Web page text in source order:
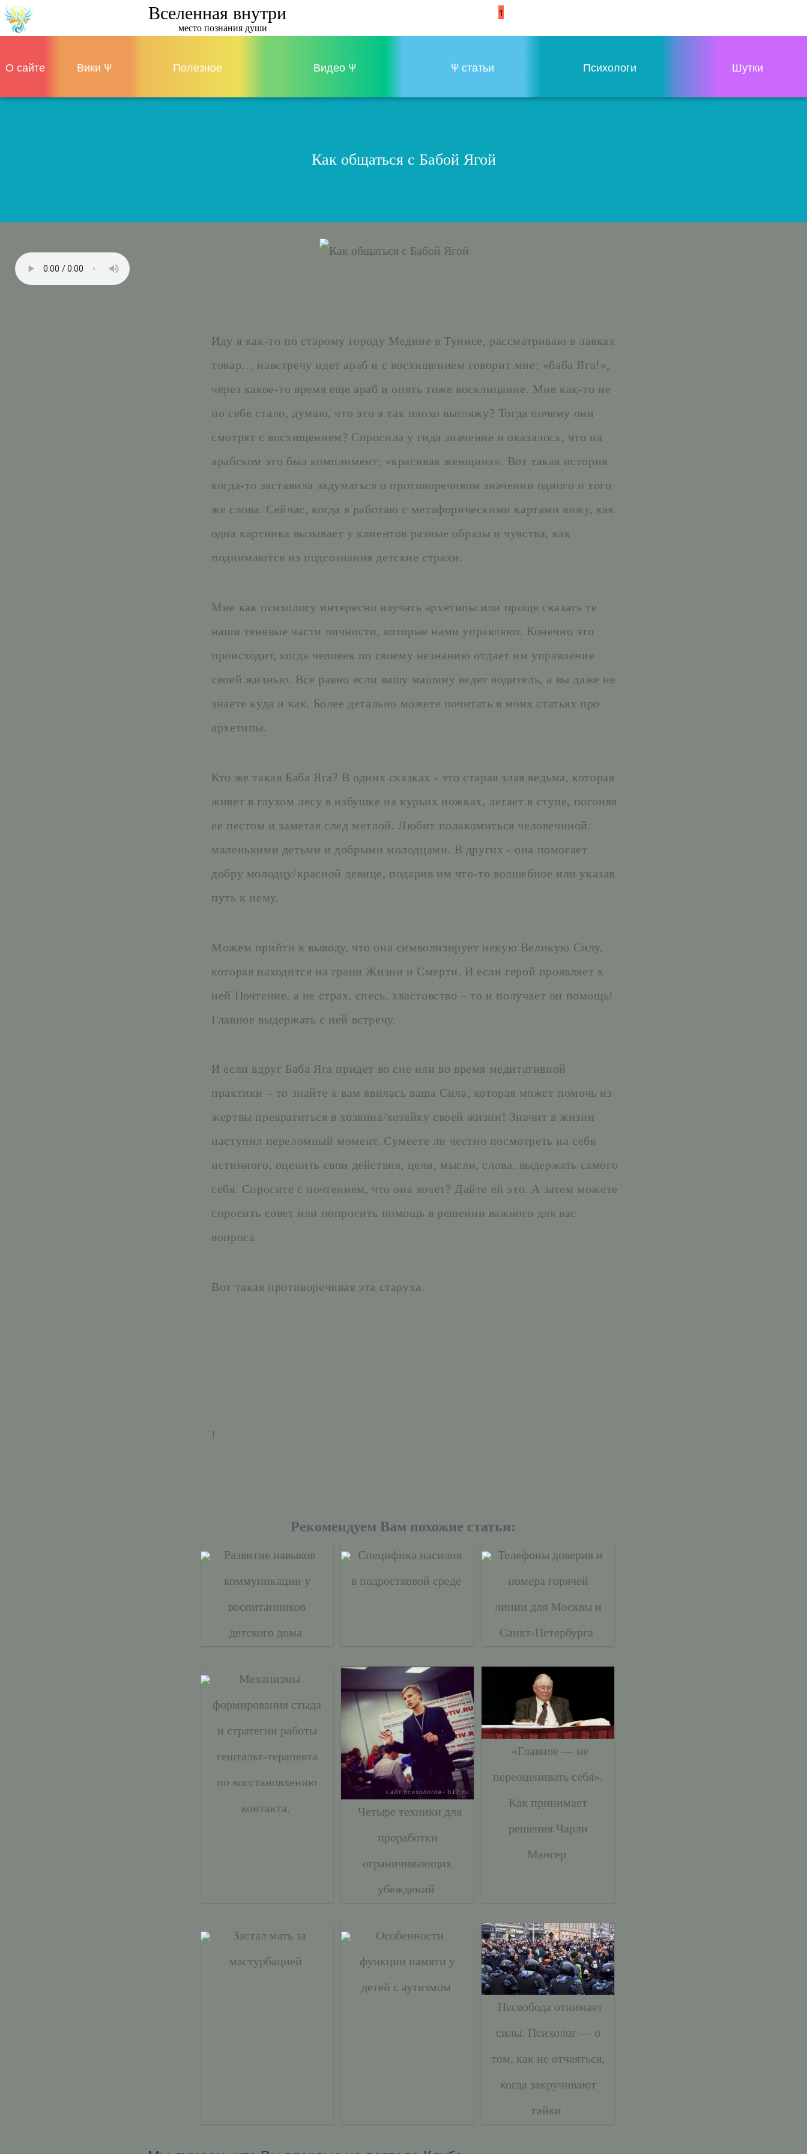
Вселенная внутри
место познания души
1
О сайте Вики Ψ Полезное Видео Ψ Ψ статьи Психологи Шутки
Как общаться с Бабой Ягой
Иду я как-то по старому городу Медине в Тунисе, рассматриваю в лавках
товар… навстречу идет араб и с восхищением говорит мне: «баба Яга!»,
через какое-то время еще араб и опять тоже восклицание. Мне как-то не
по себе стало, думаю, что это я так плохо выгляжу? Тогда почему они
смотрят с восхищением? Спросила у гида значение и оказалось, что на
арабском это был комплимент: «красивая женщина». Вот такая история
когда-то заставила задуматься о противоречивом значении одного и того
же слова. Сейчас, когда я работаю с метафорическими картами вижу, как
одна картинка вызывает у клиентов разные образы и чувства, как
поднимаются из подсознания детские страхи.
Мне как психологу интересно изучать архетипы или проще сказать те
наши теневые части личности, которые нами управляют. Конечно это
происходит, когда человек по своему незнанию отдает им управление
своей жизнью. Все равно если вашу машину ведет водитель, а вы даже не
знаете куда и как. Более детально можете почитать в моих статьях про
архетипы.
Кто же такая Баба Яга? В одних сказках - это старая злая ведьма, которая
живет в глухом лесу в избушке на курьих ножках, летает в ступе, погоняя
ее пестом и заметая след метлой. Любит полакомиться человечиной:
маленькими детьми и добрыми молодцами. В других - она помогает
добру молодцу/красной девице, подарив им что-то волшебное или указав
путь к нему.
Можем прийти к выводу, что она символизирует некую Великую Силу,
которая находится на грани Жизни и Смерти. И если герой проявляет к
ней Почтение, а не страх, спесь, хвастовство – то и получает он помощь!
Главное выдержать с ней встречу.
И если вдруг Баба Яга придет во сне или во время медитативной
практики – то знайте к вам явилась ваша Сила, которая может помочь из
жертвы превратиться в хозяина/хозяйку своей жизни! Значит в жизни
наступил переломный момент. Сумеете ли честно посмотреть на себя
истинного, оценить свои действия, цели, мысли, слова. выдержать самого
себя. Спросите с почтением, что она хочет? Дайте ей это. А затем можете
спросить совет или попросить помощь в решении важного для вас
вопроса.
Вот такая противоречивая эта старуха.
!
Рекомендуем Вам похожие статьи:
Развитие навыков
коммуникации у
воспитанников
детского дома
Специфика насилия
в подростковой среде
Телефоны доверия и
номера горячей
линии для Москвы и
Санкт-Петербурга
Механизмы
формирования стыда
и стратегии работы
гештальт-терапевта
по восстановлению
контакта.
Четыре техники для
проработки
ограничивающих
убеждений
«Главное — не
переоценивать себя».
Как принимает
решения Чарли
Мангер
Застал мать за
мастурбацией
Особенности
функции памяти у
детей с аутизмом
Несвобода отнимает
силы. Психолог — о
том, как не отчаяться,
когда закручивают
гайки